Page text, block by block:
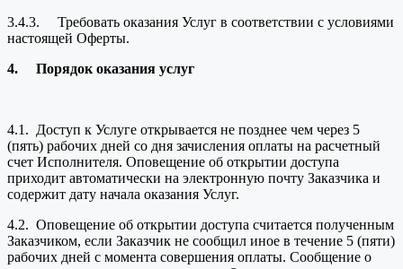
3.4.3. Требовать оказания Услуг в соответствии с условиями
настоящей Оферты.
4. Порядок оказания услуг
4.1. Доступ к Услуге открывается не позднее чем через 5
(пять) рабочих дней со дня зачисления оплаты на расчетный
счет Исполнителя. Оповещение об открытии доступа
приходит автоматически на электронную почту Заказчика и
содержит дату начала оказания Услуг.
4.2. Оповещение об открытии доступа считается полученным
Заказчиком, если Заказчик не сообщил иное в течение 5 (пяти)
рабочих дней с момента совершения оплаты. Сообщение о